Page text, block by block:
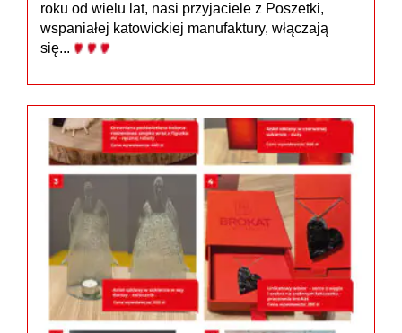
roku od wielu lat, nasi przyjaciele z Poszetki,
wspaniałej katowickiej manufaktury, włączają
się...